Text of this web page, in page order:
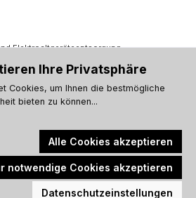
Elektroaltgeräteentsorgung
zzgl.Versandkostenund ggf.
wenn nicht anders angegeben.
Ihre Privatsphäre
Cookies, um Ihnen die bestmögliche
bieten zu können...
Alle Cookies akzeptieren
notwendige Cookies akzeptieren
Datenschutzeinstellungen